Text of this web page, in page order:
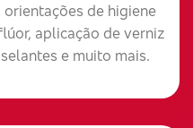
de higiene
aplicação de verniz
e muito mais.